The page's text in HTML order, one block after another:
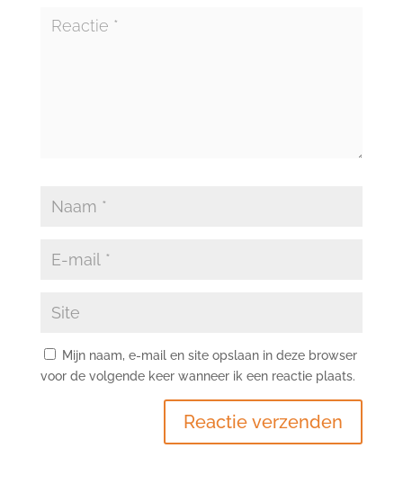
Mijn naam, e-mail en site opslaan in deze browser
voor de volgende keer wanneer ik een reactie plaats.